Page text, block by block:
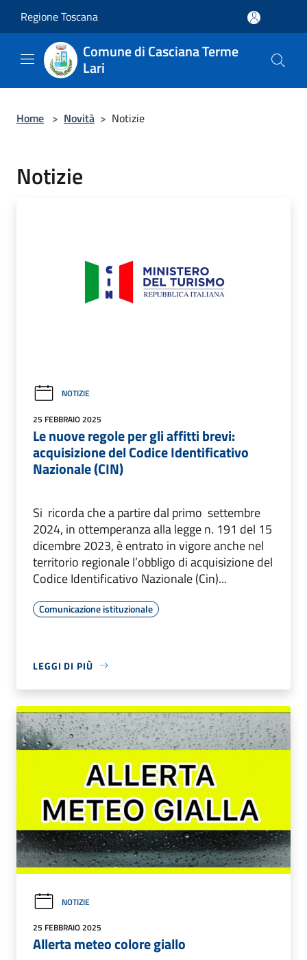
Regione Toscana
Comune di Casciana Terme
Lari
Home > Novità > Notizie
Notizie
NOTIZIE
25 FEBBRAIO 2025
Le nuove regole per gli affitti brevi:
acquisizione del Codice Identificativo
Nazionale (CIN)
Si ricorda che a partire dal primo settembre
2024, in ottemperanza alla legge n. 191 del 15
dicembre 2023, è entrato in vigore anche nel
territorio regionale l’obbligo di acquisizione del
Codice Identificativo Nazionale (Cin)...
Comunicazione istituzionale
LEGGI DI PIÙ
NOTIZIE
25 FEBBRAIO 2025
Allerta meteo colore giallo